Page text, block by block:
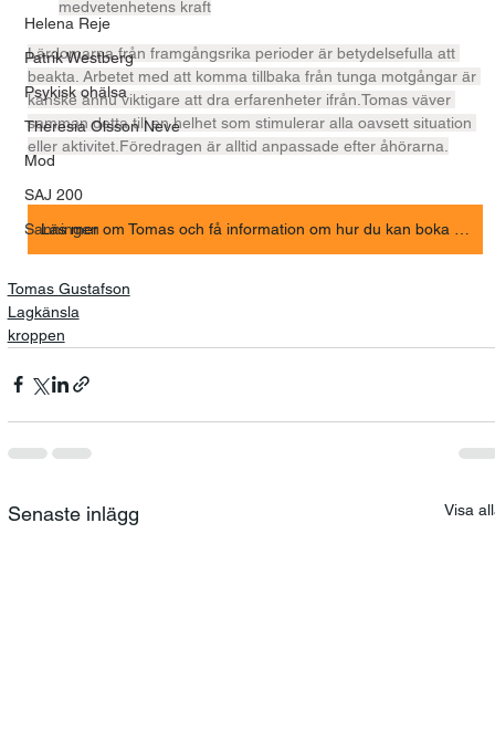
Helena Reje
Patrik Westberg
Psykisk ohälsa
Theresia Olsson Neve
Mod
SAJ 200
Sanningen
medvetenhetens kraft
Lärdomarna från framgångsrika perioder är betydelsefulla att
beakta. Arbetet med att komma tillbaka från tunga motgångar är
kanske ännu viktigare att dra erfarenheter ifrån.Tomas väver
samman detta till en helhet som stimulerar alla oavsett situation
eller aktivitet.Föredragen är alltid anpassade efter åhörarna.
Tomas Gustafson
Lagkänsla
kroppen
Senaste inlägg Visa